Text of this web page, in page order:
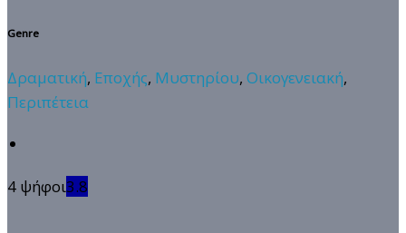
Genre
Δραματική, Εποχής, Μυστηρίου, Οικογενειακή,
Περιπέτεια
4 ψήφοι3.8